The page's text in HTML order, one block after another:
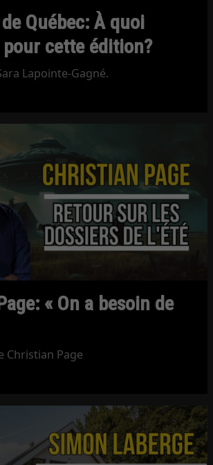
Québec: À quoi
pour cette édition?
Lapointe-Gagné.
« On a besoin de
Christian Page